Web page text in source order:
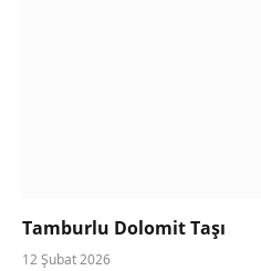
Tamburlu Dolomit Taşı
12 Şubat 2026